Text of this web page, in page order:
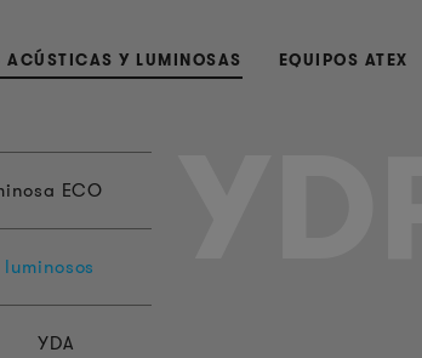
ACÚSTICAS Y LUMINOSAS EQUIPOS ATEX
ECO
YDA